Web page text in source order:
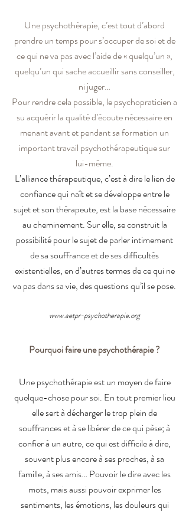
Une psychothérapie, c’est tout d’abord
prendre un temps pour s’occuper de soi et de
ce qui ne va pas avec l’aide de « quelqu’un »,
quelqu’un qui sache accueillir sans conseiller,
ni juger…
Pour rendre cela possible, le psychopraticien a
su acquérir la qualité d’écoute nécessaire en
menant avant et pendant sa formation un
important travail psychothérapeutique sur
lui-même.
L’alliance thérapeutique, c’est à dire le lien de
confiance qui naît et se développe entre le
sujet et son thérapeute, est la base nécessaire
au cheminement. Sur elle, se construit la
possibilité pour le sujet de parler intimement
de sa souffrance et de ses difficultés
existentielles, en d’autres termes de ce qui ne
va pas dans sa vie, des questions qu’il se pose.
www.aetpr-psychotherapie.org
Pourquoi faire une psychothérapie ?
Une psychothérapie est un moyen de faire
quelque-chose pour soi. En tout premier lieu
elle sert à décharger le trop plein de
souffrances et à se libérer de ce qui pèse; à
confier à un autre, ce qui est difficile à dire,
souvent plus encore à ses proches, à sa
famille, à ses amis… Pouvoir le dire avec les
mots, mais aussi pouvoir exprimer les
sentiments, les émotions, les douleurs qui